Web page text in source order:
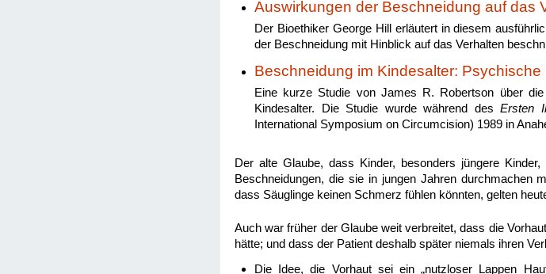
Auswirkungen der Beschneidung auf das
Der Bioethiker George Hill erläutert in diesem
der Beschneidung mit Hinblick auf das Verhalten
Beschneidung im Kindesalter: Psychische
Eine kurze Studie von James R. Robertson über
Kindesalter. Die Studie wurde während desErsten
International Symposium on Circumcision) 1989 in
Der alte Glaube, dass Kinder, besonders jüngere
Beschneidungen, die sie in jungen Jahren durchmachen
dass Säuglinge keinen Schmerz fühlen könnten, gelten
Auch war früher der Glaube weit verbreitet, dass die
hätte; und dass der Patient deshalb später niemals ihren
Die Idee, die Vorhaut sei ein „nutzloser Lappen